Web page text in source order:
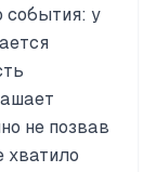
события: у
не позвав
хватило